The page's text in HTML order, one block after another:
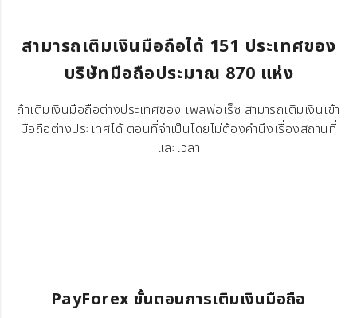
สามารถเติมเงินมือถือได้ 151 ประเทศของ
บริษัทมือถือประมาณ 870 แห่ง
ถ้าเติมเงินมือถือต่างประเทศของ เพลฟอเร็ซ สามารถเติมเงินเข้า
มือถือต่างประเทศได้ ตอนที่จำเป็นโดยไม่ต้องคำนึงเรื่องสถานที่
และเวลา
PayForex ขั้นตอนการเติมเงินมือถือ